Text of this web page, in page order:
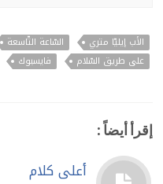
الأب إيليّا متري السّاعة التّاسعة
على طريق السّلام
فايسبوك
إقرأ أيضاً :
أعلى كلام